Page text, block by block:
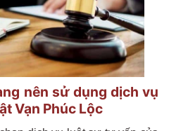
nên sử dụng dịch vụ
Vạn Phúc Lộc